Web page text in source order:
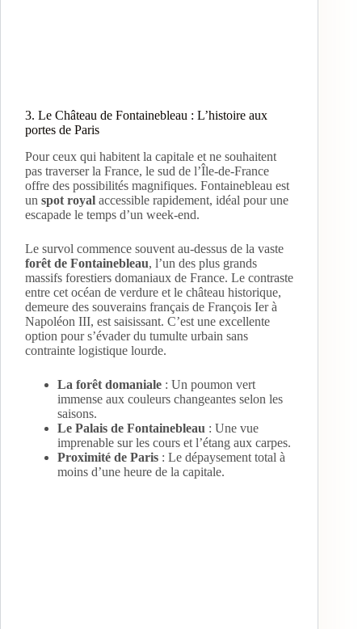
3. Le Château de Fontainebleau : L’histoire aux
portes de Paris
Pour ceux qui habitent la capitale et ne souhaitent
pas traverser la France, le sud de l’Île-de-France
offre des possibilités magnifiques. Fontainebleau est
un spot royal accessible rapidement, idéal pour une
escapade le temps d’un week-end.
Le survol commence souvent au-dessus de la vaste
forêt de Fontainebleau, l’un des plus grands
massifs forestiers domaniaux de France. Le contraste
entre cet océan de verdure et le château historique,
demeure des souverains français de François Ier à
Napoléon III, est saisissant. C’est une excellente
option pour s’évader du tumulte urbain sans
contrainte logistique lourde.
La forêt domaniale : Un poumon vert
immense aux couleurs changeantes selon les
saisons.
Le Palais de Fontainebleau : Une vue
imprenable sur les cours et l’étang aux carpes.
Proximité de Paris : Le dépaysement total à
moins d’une heure de la capitale.